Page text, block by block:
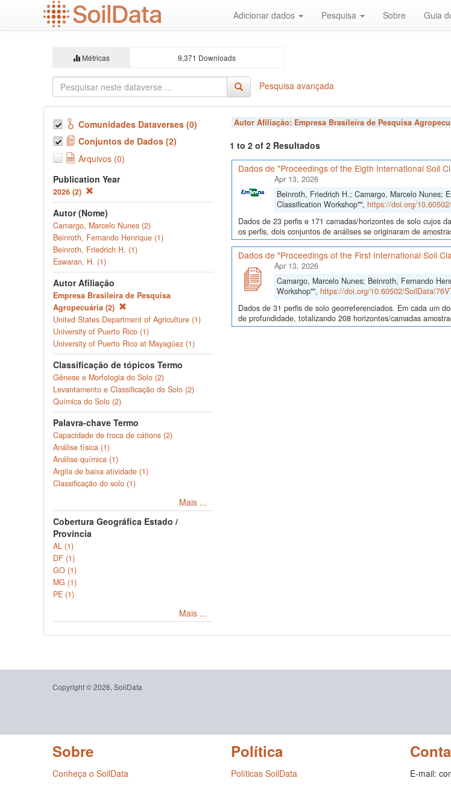
Adicionar dados Pesquisa Sobre Guia
Métricas 9,371 Downloads
Pesquisa avançada
Comunidades Dataverses (0)
Conjuntos de Dados (2)
Arquivos (0)
Publication Year
2026 (2)
Autor (Nome)
Camargo, Marcelo Nunes (2)
Beinroth, Fernando Henrique (1)
Beinroth, Friedrich H. (1)
Eswaran, H. (1)
Autor Afiliação
Empresa Brasileira de Pesquisa
Agropecuária (2)
United States Department of Agriculture (1)
University of Puerto Rico (1)
University of Puerto Rico at Mayagüez (1)
Classificação de tópicos Termo
Gênese e Morfologia do Solo (2)
Levantamento e Classificação do Solo (2)
Química do Solo (2)
Palavra-chave Termo
Capacidade de troca de cátions (2)
Análise física (1)
Análise química (1)
Argila de baixa atividade (1)
Classificação do solo (1)
Mais ...
Cobertura Geográfica Estado /
Província
AL (1)
DF (1)
GO (1)
MG (1)
PE (1)
Mais ...
Autor Afiliação: Empresa Brasileira de Pesquisa
1 to 2 of 2 Resultados
Dados de "Proceedings of the Eigth International Soil
Apr 13, 2026
Beinroth, Friedrich H.; Camargo, Marcelo Nunes;
Classification Workshop"", https://doi.org/
Dados de 23 perfis e 171 camadas/horizontes de solo cujos
os perfis, dois conjuntos de análises se originaram de
Dados de "Proceedings of the First International Soil
Apr 13, 2026
Camargo, Marcelo Nunes; Beinroth, Fernando
Workshop"", https://doi.org/10.60502/SoilData/
Dados de 31 perfis de solo georreferenciados. Em cada um
de profundidade, totalizando 208 horizontes/camadas
Copyright © 2026, SoilData
Sobre
Conheça o SoilData
Política
Políticas SoilData E-mail: